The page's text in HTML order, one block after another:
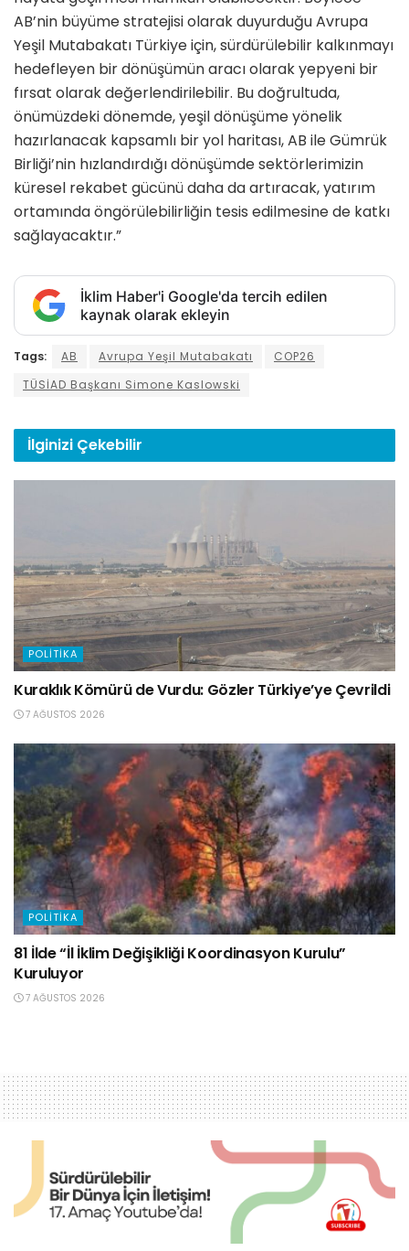
AB’nin büyüme stratejisi olarak duyurduğu Avrupa
Yeşil Mutabakatı Türkiye için, sürdürülebilir kalkınmayı
hedefleyen bir dönüşümün aracı olarak yepyeni bir
fırsat olarak değerlendirilebilir. Bu doğrultuda,
önümüzdeki dönemde, yeşil dönüşüme yönelik
hazırlanacak kapsamlı bir yol haritası, AB ile Gümrük
Birliği’nin hızlandırdığı dönüşümde sektörlerimizin
küresel rekabet gücünü daha da artıracak, yatırım
ortamında öngörülebilirliğin tesis edilmesine de katkı
sağlayacaktır.”
İklim Haber'i Google'da tercih edilen
kaynak olarak ekleyin
Tags: AB Avrupa Yeşil Mutabakatı
COP26
TÜSİAD Başkanı Simone Kaslowski
İlginizi Çekebilir
POLITIKA
Kuraklık Kömürü de Vurdu: Gözler Türkiye’ye Çevrildi
7 AĞUSTOS 2026
POLITIKA
81 İlde “İl İklim Değişikliği Koordinasyon Kurulu”
Kuruluyor
7 AĞUSTOS 2026